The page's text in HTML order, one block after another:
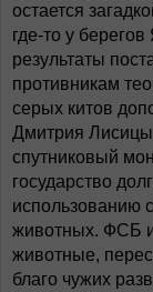
остается
где-то у
результаты
противникам
серых китов
Дмитрия
спутниковый
государство
использованию
животных. ФСБ
животные,
благо чужих